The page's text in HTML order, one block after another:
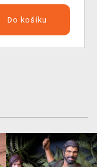
Do košíku